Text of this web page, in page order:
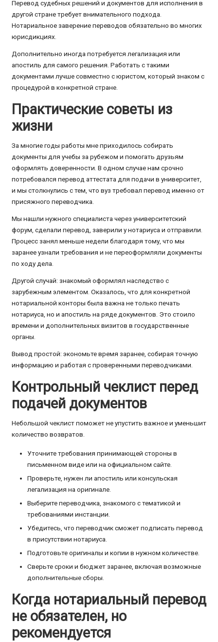
Перевод судебных решений и документов для исполнения в
другой стране требует внимательного подхода.
Нотариальное заверение переводов обязательно во многих
юрисдикциях.
Дополнительно иногда потребуется легализация или
апостиль для самого решения. Работать с такими
документами лучше совместно с юристом, который знаком с
процедурой в конкретной стране.
Практические советы из
жизни
За многие годы работы мне приходилось собирать
документы для учебы за рубежом и помогать друзьям
оформлять доверенности. В одном случае нам срочно
потребовался перевод аттестата для подачи в университет,
и мы столкнулись с тем, что вуз требовал перевод именно от
присяжного переводчика.
Мы нашли нужного специалиста через университетский
форум, сделали перевод, заверили у нотариуса и отправили.
Процесс занял меньше недели благодаря тому, что мы
заранее узнали требования и не переоформляли документы
по ходу дела.
Другой случай: знакомый оформлял наследство с
зарубежным элементом. Оказалось, что для конкретной
нотариальной конторы была важна не только печать
нотариуса, но и апостиль на ряде документов. Это стоило
времени и дополнительных визитов в государственные
органы.
Вывод простой: экономьте время заранее, собирая точную
информацию и работая с проверенными переводчиками.
Контрольный чеклист перед
подачей документов
Небольшой чеклист поможет не упустить важное и уменьшит
количество возвратов.
Уточните требования принимающей стороны в
письменном виде или на официальном сайте.
Проверьте, нужен ли апостиль или консульская
легализация на оригинале.
Выберите переводчика, знакомого с тематикой и
требованиями инстанции.
Убедитесь, что переводчик сможет подписать перевод
в присутствии нотариуса.
Подготовьте оригиналы и копии в нужном количестве.
Сверьте сроки и бюджет заранее, включая возможные
дополнительные сборы.
Когда нотариальный перевод
не обязателен, но
рекомендуется